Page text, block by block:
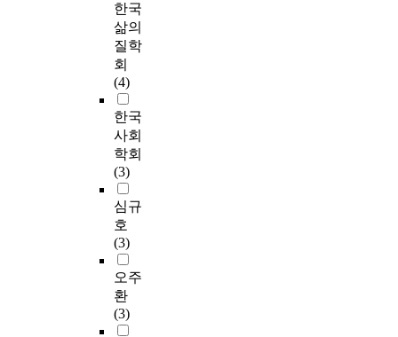
한국
삶의
질학
회
(4)
한국
사회
학회
(3)
심규
호
(3)
오주
환
(3)